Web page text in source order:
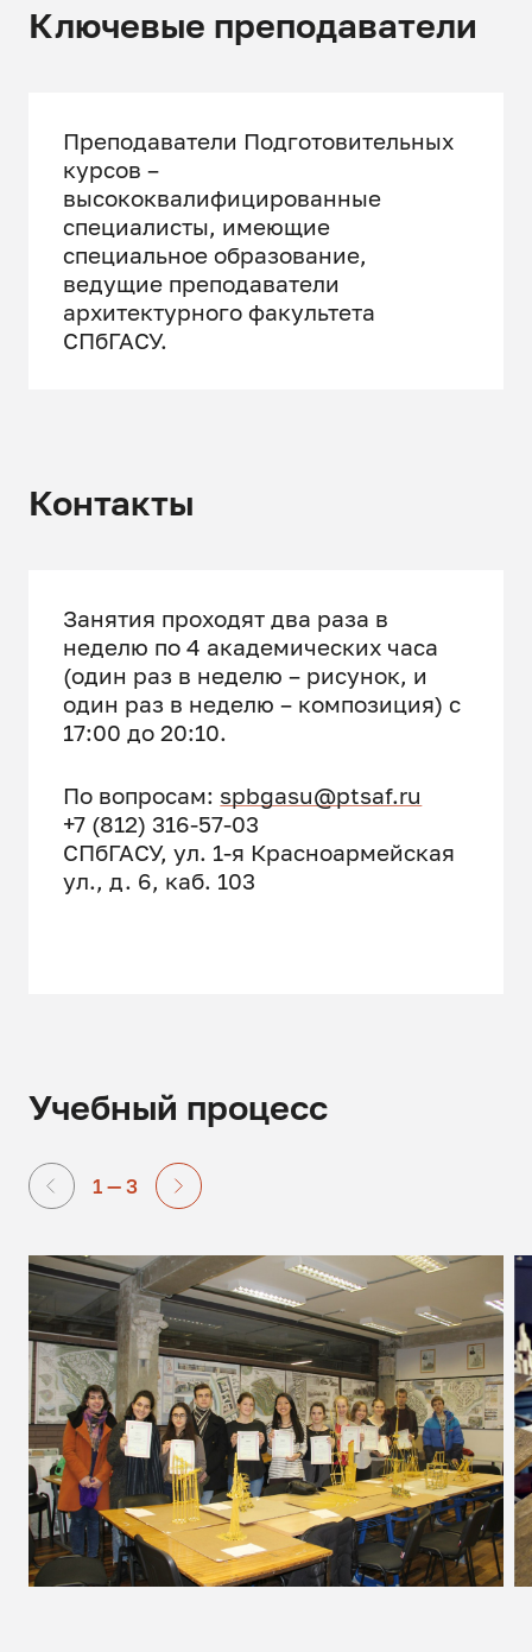
Листы бумаги формата А-2 и
А-3 (обычная бумага для
Карандаши различной
мягкости
Ластик
Малярный скотч
Ключевые преподаватели
Преподаватели Подготовительных
курсов –
высококвалифицированные
специалисты, имеющие
специальное образование,
ведущие преподаватели
архитектурного факультета
СПбГАСУ.
Контакты
Занятия проходят два раза в
неделю по 4 академических часа
(один раз в неделю – рисунок, и
один раз в неделю – композиция) с
17:00 до 20:10.
По вопросам: spbgasu@ptsaf.ru
+7 (812) 316-57-03
СПбГАСУ, ул. 1-я Красноармейская
ул., д. 6, каб. 103
Учебный процесс
1 — 3